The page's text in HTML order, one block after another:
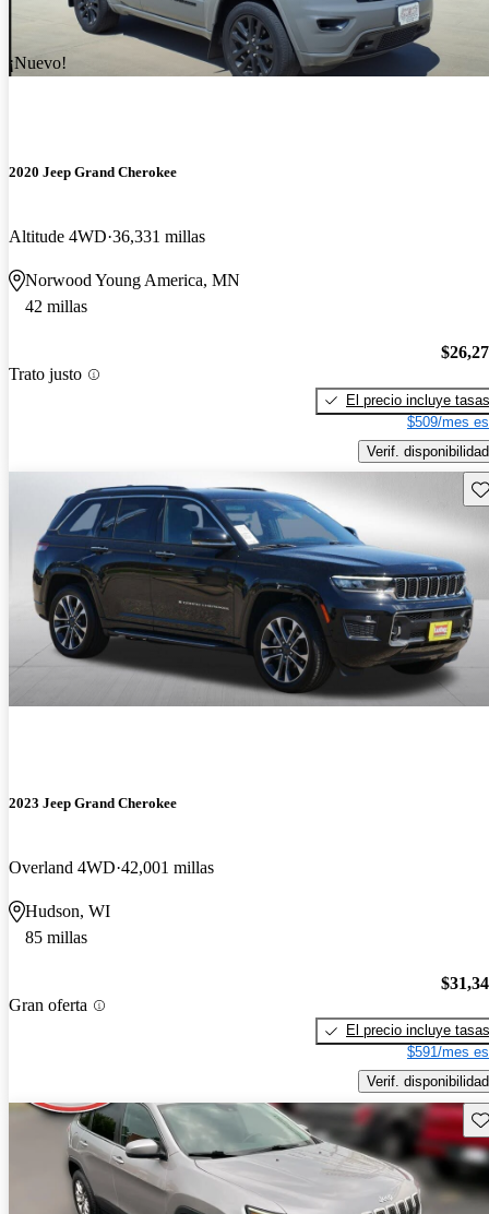
¡Nuevo!
2020 Jeep Grand Cherokee
Altitude 4WD 36,331 millas
Norwood Young America, MN
42 millas
Trato justo
El precio incluye tasas
$509/mes
Verif. disponibilidad
2023 Jeep Grand Cherokee
Overland 4WD 42,001 millas
Hudson, WI
85 millas
Gran oferta
El precio incluye tasas
$591/mes
Verif. disponibilidad